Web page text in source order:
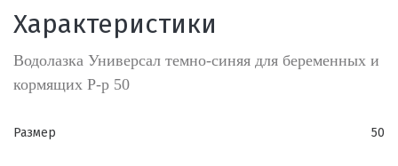
Характеристики
Водолазка Универсал темно-синяя для беременных и
кормящих Р-р 50
Размер 50